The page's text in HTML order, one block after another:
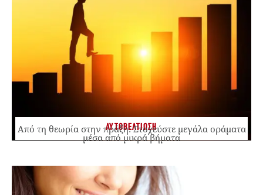
ΑΥΤΟΒΕΛΤΙΩΣΗ
Από τη θεωρία στην πράξη: Στοχεύστε μεγάλα οράματα
μέσα από μικρά βήματα